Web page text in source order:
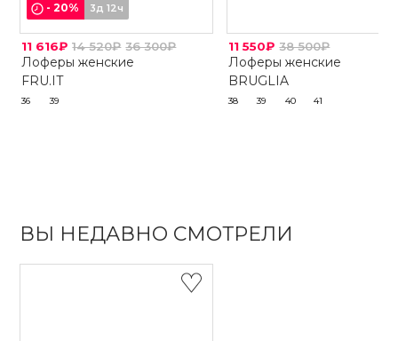
-20% 3д 12ч
11 616₽ 14 520₽ 36 300₽
Лоферы женские
FRU.IT
36 39
11 550₽ 38 500₽
Лоферы женские
BRUGLIA
38 39 40 41
ВЫ НЕДАВНО СМОТРЕЛИ